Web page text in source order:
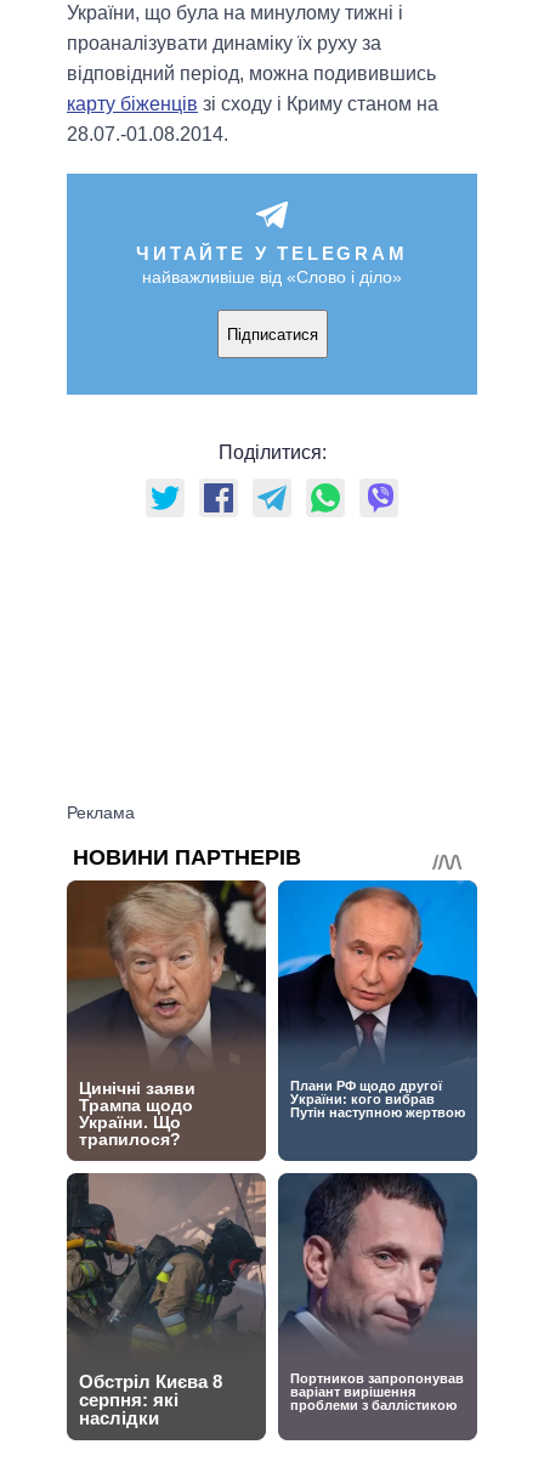
України, що була на минулому тижні і
проаналізувати динаміку їх руху за
відповідний період, можна подивившись
карту біженців зі сходу і Криму станом на
28.07.-01.08.2014.
ЧИТАЙТЕ У TELEGRAM
найважливіше від «Слово і діло»
Підписатися
Поділитися: